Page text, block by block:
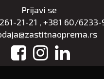
Prijavi se
21-21 , +381 60/6233-
FacebookInstagram
LinkedIn